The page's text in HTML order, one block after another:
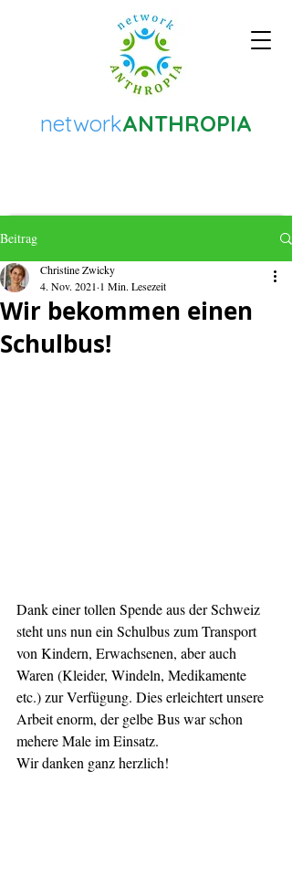
networkANTHROPIA
Beitrag
Wir bekommen einen
Schulbus!
Christine Zwicky
4. Nov. 2021 1 Min. Lesezeit
Dank einer tollen Spende aus der Schweiz
steht uns nun ein Schulbus zum Transport
von Kindern, Erwachsenen, aber auch
Waren (Kleider, Windeln, Medikamente
etc.) zur Verfügung. Dies erleichtert unsere
Arbeit enorm, der gelbe Bus war schon
mehere Male im Einsatz.
Wir danken ganz herzlich!